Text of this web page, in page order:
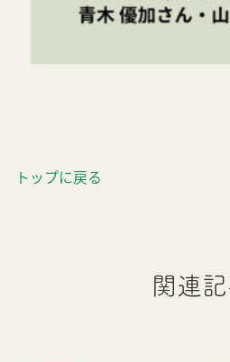
トップに戻る
関連